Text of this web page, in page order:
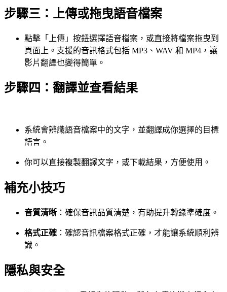
步驟三：上傳或拖曳語音檔案
點擊「上傳」按鈕選擇語音檔案，或直接將檔案拖曳到
頁面上。支援的音訊格式包括 MP3、WAV 和 MP4，讓
影片翻譯也變得簡單。
步驟四：翻譯並查看結果
系統會辨識語音檔案中的文字，並翻譯成你選擇的目標
語言。
你可以直接複製翻譯文字，或下載結果，方便使用。
補充小技巧
音質清晰 ：確保音訊品質清楚，有助提升轉錄準確度。
格式正確 ：確認音訊檔案格式正確，才能讓系統順利辨
識。
隱私與安全